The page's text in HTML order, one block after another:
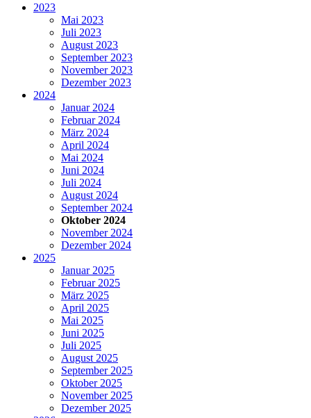
2023
Mai 2023
Juli 2023
August 2023
September 2023
November 2023
Dezember 2023
2024
Januar 2024
Februar 2024
März 2024
April 2024
Mai 2024
Juni 2024
Juli 2024
August 2024
September 2024
Oktober 2024
November 2024
Dezember 2024
2025
Januar 2025
Februar 2025
März 2025
April 2025
Mai 2025
Juni 2025
Juli 2025
August 2025
September 2025
Oktober 2025
November 2025
Dezember 2025